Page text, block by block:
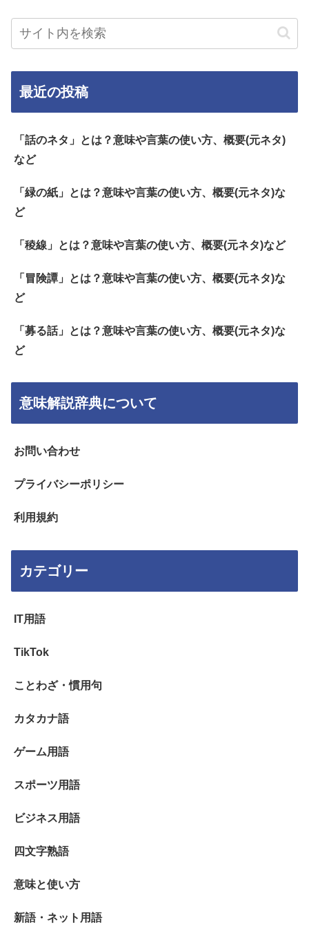
最近の投稿
「話のネタ」とは？意味や言葉の使い方、概要(元ネタ)
など
「緑の紙」とは？意味や言葉の使い方、概要(元ネタ)な
ど
「稜線」とは？意味や言葉の使い方、概要(元ネタ)など
「冒険譚」とは？意味や言葉の使い方、概要(元ネタ)な
ど
「募る話」とは？意味や言葉の使い方、概要(元ネタ)な
ど
意味解説辞典について
お問い合わせ
プライバシーポリシー
利用規約
カテゴリー
IT用語
TikTok
ことわざ・慣用句
カタカナ語
ゲーム用語
スポーツ用語
ビジネス用語
四文字熟語
意味と使い方
新語・ネット用語